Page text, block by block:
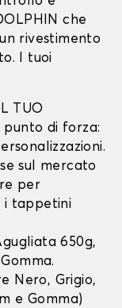
che
rivestimento
I tuoi
TUO
punto di forza:
sul mercato
per
i tappetini
650g,
Nero, Grigio,
e Gomma)